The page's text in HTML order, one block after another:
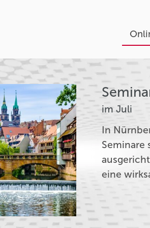
im Juli
In
Seminare
eine